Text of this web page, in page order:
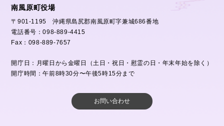
南風原町役場
〒901-1195 沖縄県島尻郡南風原町字兼城686番地
電話番号：098-889-4415
Fax：098-889-7657
開庁日：月曜日から金曜日（土日・祝日・慰霊の日・年末年始を除く）
開庁時間：午前8時30分〜午後5時15分まで
お問い合わせ